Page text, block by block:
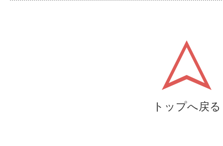
トップへ戻る